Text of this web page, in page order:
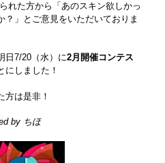
れた方から「あのスキン欲しかっ
？」とご意見をいただいておりま
日7/20（水）に2月開催コンテス
にしました！
方は是非！
by ちほ